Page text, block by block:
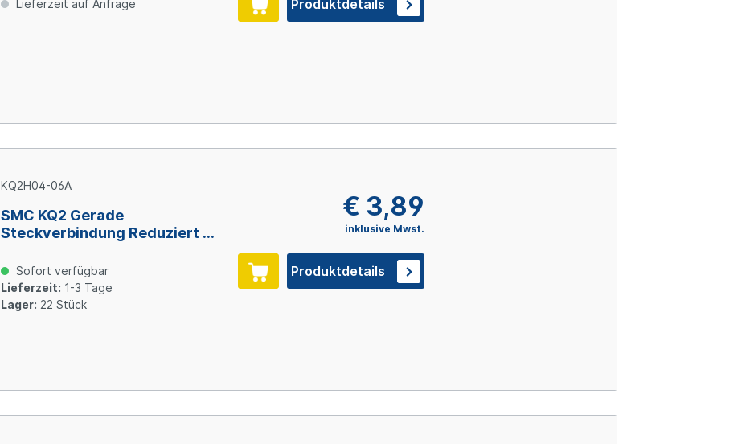
Lieferzeit auf Anfrage Produktdetails
KQ2H04-06A
SMC KQ2 Gerade
Steckverbindung Reduziert 4
Sofort verfügbar
Lieferzeit: 1-3 Tage
Lager: 22 Stück
€ 3,89
inklusive Mwst.
Produktdetails